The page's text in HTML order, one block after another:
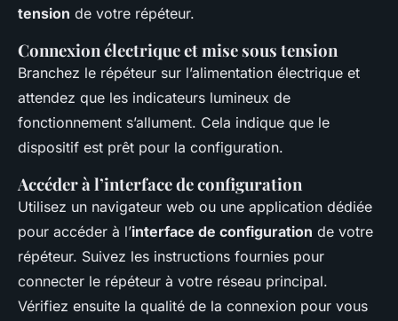
tension de votre répéteur.
Connexion électrique et mise sous tension
Branchez le répéteur sur l’alimentation électrique et
attendez que les indicateurs lumineux de
fonctionnement s’allument. Cela indique que le
dispositif est prêt pour la configuration.
Accéder à l’interface de configuration
Utilisez un navigateur web ou une application dédiée
pour accéder à l’interface de configuration de votre
répéteur. Suivez les instructions fournies pour
connecter le répéteur à votre réseau principal.
Vérifiez ensuite la qualité de la connexion pour vous